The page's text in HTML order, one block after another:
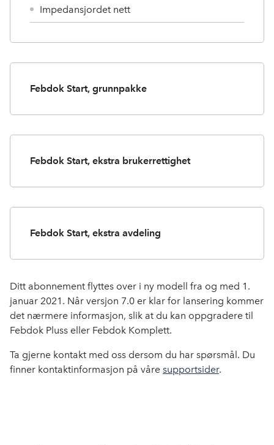
Impedansjordet nett
Febdok Start, grunnpakke
Febdok Start, ekstra brukerrettighet
Febdok Start, ekstra avdeling
Ditt abonnement flyttes over i ny modell fra og med 1.
januar 2021. Når versjon 7.0 er klar for lansering kommer
det nærmere informasjon, slik at du kan oppgradere til
Febdok Pluss eller Febdok Komplett.
Ta gjerne kontakt med oss dersom du har spørsmål. Du
finner kontaktinformasjon på våre supportsider.